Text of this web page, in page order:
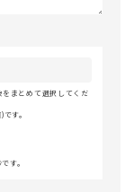
まとめて選択してくだ
す。
す。